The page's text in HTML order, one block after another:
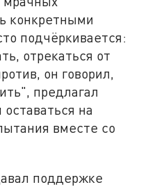
конкретными
подчёркивается:
отрекаться от
он говорил,
предлагал
на
вместе со
поддержке